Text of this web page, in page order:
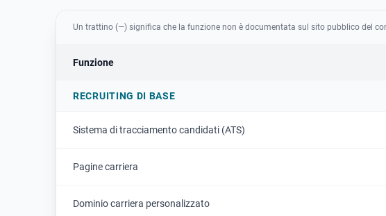
Un trattino (—) significa che la funzione non è documentata sul sito pubblico del
Funzione
RECRUITING DI BASE
Sistema di tracciamento candidati (ATS)
Pagine carriera
Dominio carriera personalizzato